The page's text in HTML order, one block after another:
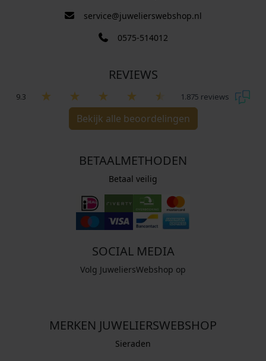
service@juwelierswebshop.nl
0575-514012
REVIEWS
9.3 1.875 reviews
Bekijk alle beoordelingen
BETAALMETHODEN
Betaal veilig
SOCIAL MEDIA
Volg JuweliersWebshop op
MERKEN JUWELIERSWEBSHOP
Sieraden